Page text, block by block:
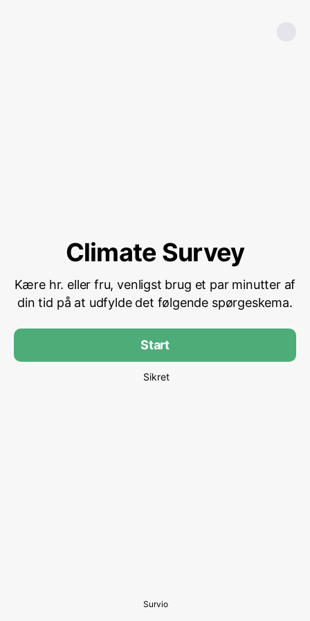
Climate Survey
Kære hr. eller fru, venligst brug et par minutter af
din tid på at udfylde det følgende spørgeskema.
Start
Sikret
Survio